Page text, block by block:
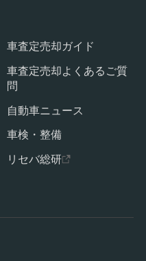
車査定売却ガイド
車査定売却よくあるご質
問
自動車ニュース
車検・整備
リセバ総研